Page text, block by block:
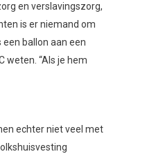
en verslavingszorg,
is er niemand om
een ballon aan een
weten. “Als je hem
echter niet veel met